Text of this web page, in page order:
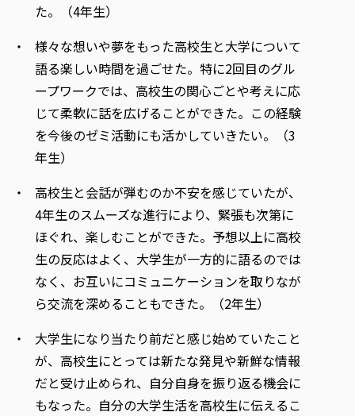
た。（4年生）
様々な想いや夢をもった高校生と大学について
語る楽しい時間を過ごせた。特に2回目のグル
ープワークでは、高校生の関心ごとや考えに応
じて柔軟に話を広げることができた。この経験
を今後のゼミ活動にも活かしていきたい。（3
年生）
高校生と会話が弾むのか不安を感じていたが、
4年生のスムーズな進行により、緊張も次第に
ほぐれ、楽しむことができた。予想以上に高校
生の反応はよく、大学生が一方的に語るのでは
なく、お互いにコミュニケーションを取りなが
ら交流を深めることもできた。（2年生）
大学生になり当たり前だと感じ始めていたこと
が、高校生にとっては新たな発見や新鮮な情報
だと受け止められ、自分自身を振り返る機会に
もなった。自分の大学生活を高校生に伝えるこ